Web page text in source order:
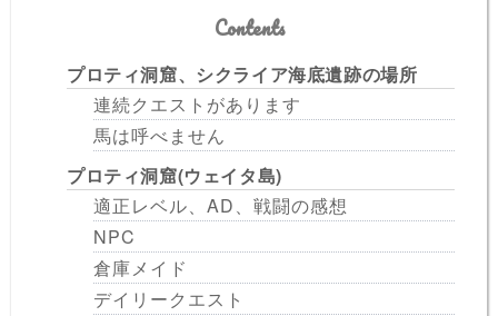
Contents
プロティ洞窟、シクライア海底遺跡の場所
連続クエストがあります
馬は呼べません
プロティ洞窟(ウェイタ島)
適正レベル、AD、戦闘の感想
NPC
倉庫メイド
デイリークエスト